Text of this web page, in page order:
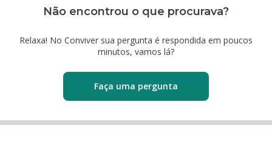
Não encontrou o que procurava?
Relaxa! No Conviver sua pergunta é respondida em poucos
minutos, vamos lá?
Faça uma pergunta